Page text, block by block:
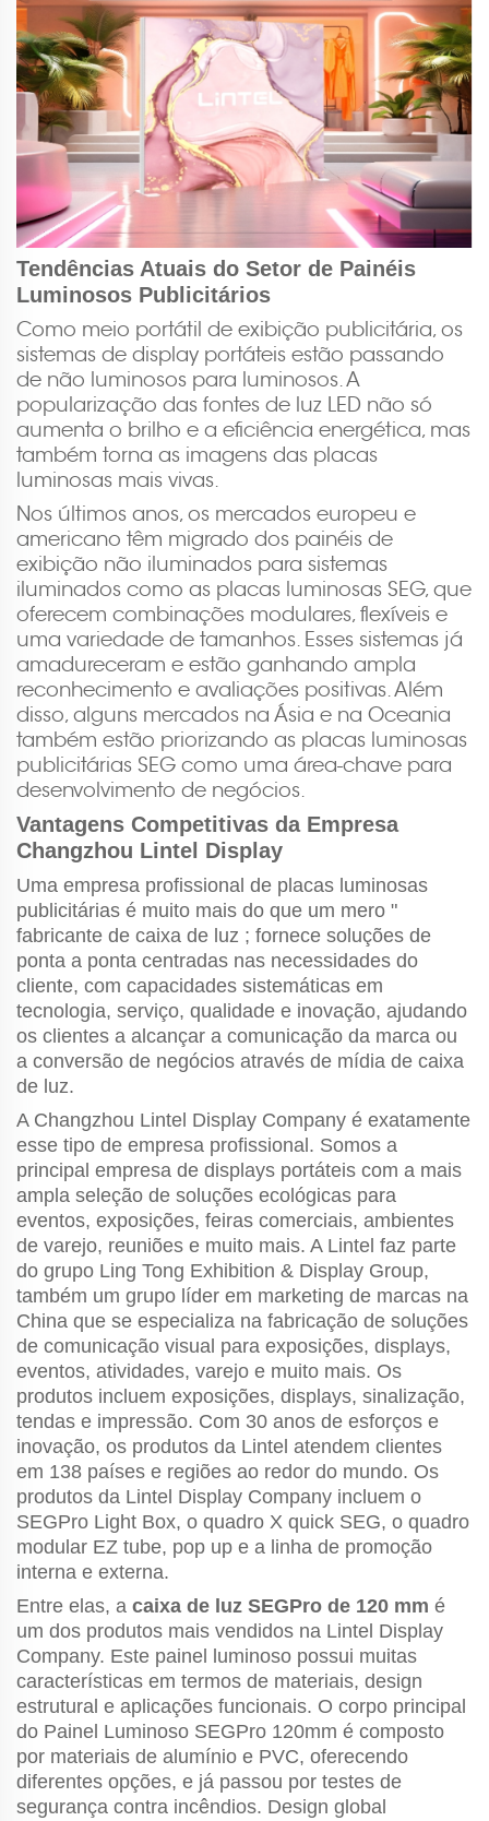
Tendências Atuais do Setor de Painéis
Luminosos Publicitários
Como meio portátil de exibição publicitária, os
sistemas de display portáteis estão passando
de não luminosos para luminosos. A
popularização das fontes de luz LED não só
aumenta o brilho e a eficiência energética, mas
também torna as imagens das placas
luminosas mais vivas.
Nos últimos anos, os mercados europeu e
americano têm migrado dos painéis de
exibição não iluminados para sistemas
iluminados como as placas luminosas SEG, que
oferecem combinações modulares, flexíveis e
uma variedade de tamanhos. Esses sistemas já
amadureceram e estão ganhando ampla
reconhecimento e avaliações positivas. Além
disso, alguns mercados na Ásia e na Oceania
também estão priorizando as placas luminosas
publicitárias SEG como uma área-chave para
desenvolvimento de negócios.
Vantagens Competitivas da Empresa
Changzhou Lintel Display
Uma empresa profissional de placas luminosas
publicitárias é muito mais do que um mero "
fabricante de caixa de luz ; fornece soluções de
ponta a ponta centradas nas necessidades do
cliente, com capacidades sistemáticas em
tecnologia, serviço, qualidade e inovação, ajudando
os clientes a alcançar a comunicação da marca ou
a conversão de negócios através de mídia de caixa
de luz.
A Changzhou Lintel Display Company é exatamente
esse tipo de empresa profissional. Somos a
principal empresa de displays portáteis com a mais
ampla seleção de soluções ecológicas para
eventos, exposições, feiras comerciais, ambientes
de varejo, reuniões e muito mais. A Lintel faz parte
do grupo Ling Tong Exhibition & Display Group,
também um grupo líder em marketing de marcas na
China que se especializa na fabricação de soluções
de comunicação visual para exposições, displays,
eventos, atividades, varejo e muito mais. Os
produtos incluem exposições, displays, sinalização,
tendas e impressão. Com 30 anos de esforços e
inovação, os produtos da Lintel atendem clientes
em 138 países e regiões ao redor do mundo. Os
produtos da Lintel Display Company incluem o
SEGPro Light Box, o quadro X quick SEG, o quadro
modular EZ tube, pop up e a linha de promoção
interna e externa.
Entre elas, a caixa de luz SEGPro de 120 mm é
um dos produtos mais vendidos na Lintel Display
Company. Este painel luminoso possui muitas
características em termos de materiais, design
estrutural e aplicações funcionais. O corpo principal
do Painel Luminoso SEGPro 120mm é composto
por materiais de alumínio e PVC, oferecendo
diferentes opções, e já passou por testes de
segurança contra incêndios. Design global